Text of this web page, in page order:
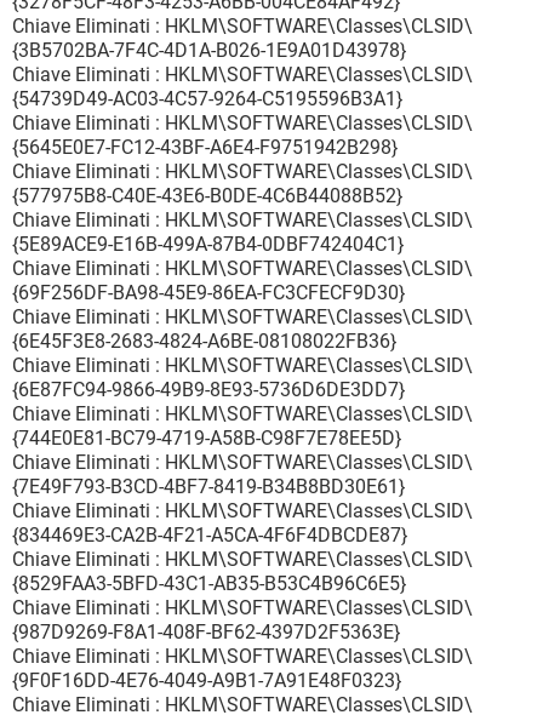
Chiave Eliminati : HKLM\SOFTWARE\Classes\CLSID\
{3B5702BA-7F4C-4D1A-B026-1E9A01D43978}
Chiave Eliminati : HKLM\SOFTWARE\Classes\CLSID\
{54739D49-AC03-4C57-9264-C5195596B3A1}
Chiave Eliminati : HKLM\SOFTWARE\Classes\CLSID\
{5645E0E7-FC12-43BF-A6E4-F9751942B298}
Chiave Eliminati : HKLM\SOFTWARE\Classes\CLSID\
{577975B8-C40E-43E6-B0DE-4C6B44088B52}
Chiave Eliminati : HKLM\SOFTWARE\Classes\CLSID\
{5E89ACE9-E16B-499A-87B4-0DBF742404C1}
Chiave Eliminati : HKLM\SOFTWARE\Classes\CLSID\
{69F256DF-BA98-45E9-86EA-FC3CFECF9D30}
Chiave Eliminati : HKLM\SOFTWARE\Classes\CLSID\
{6E45F3E8-2683-4824-A6BE-08108022FB36}
Chiave Eliminati : HKLM\SOFTWARE\Classes\CLSID\
{6E87FC94-9866-49B9-8E93-5736D6DE3DD7}
Chiave Eliminati : HKLM\SOFTWARE\Classes\CLSID\
{744E0E81-BC79-4719-A58B-C98F7E78EE5D}
Chiave Eliminati : HKLM\SOFTWARE\Classes\CLSID\
{7E49F793-B3CD-4BF7-8419-B34B8BD30E61}
Chiave Eliminati : HKLM\SOFTWARE\Classes\CLSID\
{834469E3-CA2B-4F21-A5CA-4F6F4DBCDE87}
Chiave Eliminati : HKLM\SOFTWARE\Classes\CLSID\
{8529FAA3-5BFD-43C1-AB35-B53C4B96C6E5}
Chiave Eliminati : HKLM\SOFTWARE\Classes\CLSID\
{987D9269-F8A1-408F-BF62-4397D2F5363E}
Chiave Eliminati : HKLM\SOFTWARE\Classes\CLSID\
{9F0F16DD-4E76-4049-A9B1-7A91E48F0323}
Chiave Eliminati : HKLM\SOFTWARE\Classes\CLSID\